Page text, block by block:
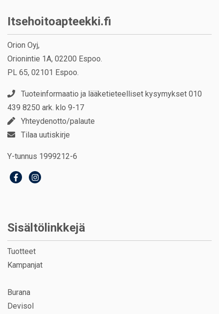
Itsehoitoapteekki.fi
Orion Oyj,
Orionintie 1A, 02200 Espoo.
PL 65, 02101 Espoo.
Tuoteinformaatio ja lääketieteelliset kysymykset 010
439 8250 ark. klo 9-17
Yhteydenotto/palaute
Tilaa uutiskirje
Y-tunnus 1999212-6
Sisältölinkkejä
Tuotteet
Kampanjat
Burana
Devisol